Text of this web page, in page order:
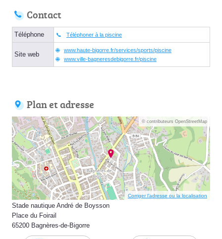
Contact
Téléphone Téléphoner à la piscine
Site web
www.haute-bigorre.fr/services/sports/piscine
www.ville-bagneresdebigorre.fr/piscine
Plan et adresse
© contributeurs OpenStreetMap
Corriger l’adresse ou la localisation
Stade nautique André de Boysson
Place du Foirail
65200 Bagnères-de-Bigorre